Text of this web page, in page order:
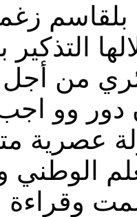
التذكير
من
وو اجب
عصرية
الوطني
وقراءة